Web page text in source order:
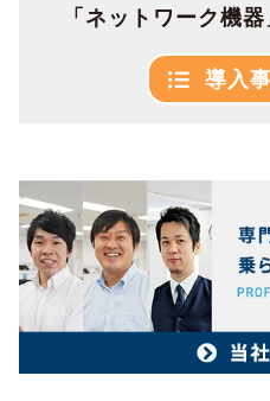
「ネットワーク機
導入